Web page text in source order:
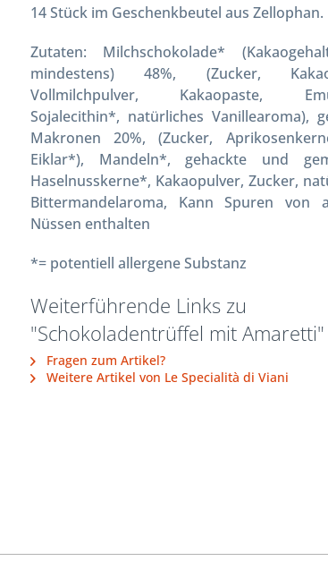
14 Stück im Geschenkbeutel aus Zellophan.
Zutaten: Milchschokolade*
mindestens) 48%, (Zucker,
Vollmilchpulver, Kakaopaste,
Sojalecithin*, natürliches Vanillearoma),
Makronen 20%, (Zucker,
Eiklar*), Mandeln*, gehackte und
Haselnusskerne*, Kakaopulver, Zucker,
Bittermandelaroma, Kann Spuren von
Nüssen enthalten
*= potentiell allergene Substanz
Weiterführende Links zu
"Schokoladentrüffel mit Amaretti"
Fragen zum Artikel?
Weitere Artikel von Le Specialità di Viani